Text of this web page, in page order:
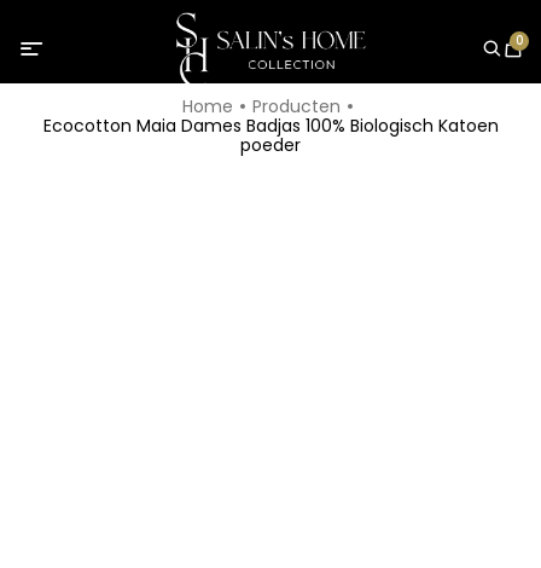
0
Home
Producten
Ecocotton Maia Dames Badjas 100% Biologisch Katoen
poeder